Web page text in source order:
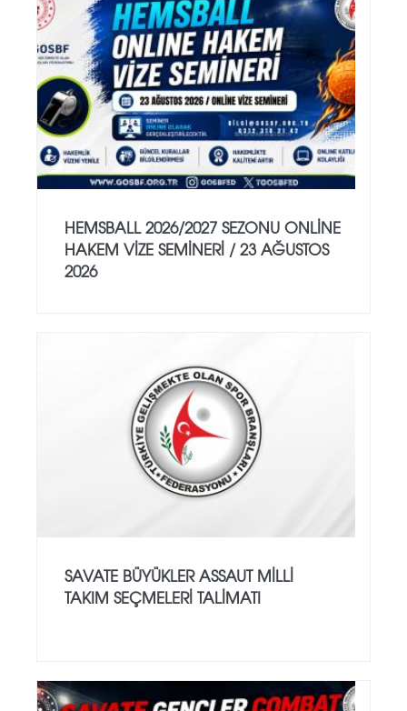
HEMSBALL 2026/2027 SEZONU ONLİNE
HAKEM VİZE SEMİNERİ / 23 AĞUSTOS
2026
SAVATE BÜYÜKLER ASSAUT MİLLİ
TAKIM SEÇMELERİ TALİMATI